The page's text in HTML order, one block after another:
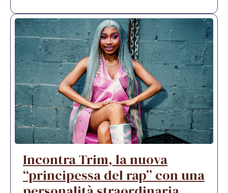
Incontra Trim, la nuova
“principessa del rap” con una